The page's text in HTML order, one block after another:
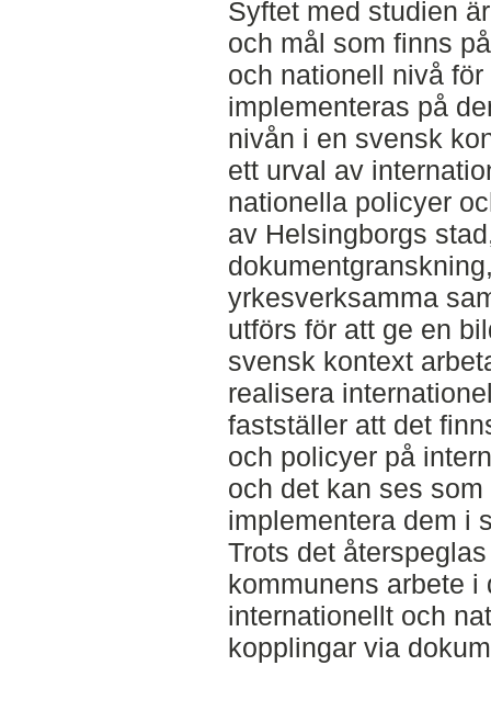
Syftet med studien
och mål som finns
och nationell nivå
implementeras på
nivån i en svensk
ett urval av
nationella policyer
av Helsingborgs
yrkesverksamma
utförs för att ge en
svensk kontext
realisera
fastställer att det
och policyer på
och det kan ses
implementera dem i
Trots det
kommunens arbete i
internationellt och
kopplingar via